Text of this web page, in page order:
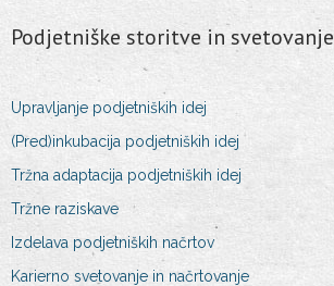
Podjetniške storitve in svetovanje
Upravljanje podjetniških idej
(Pred)inkubacija podjetniških idej
Tržna adaptacija podjetniških idej
Tržne raziskave
Izdelava podjetniških načrtov
Karierno svetovanje in načrtovanje